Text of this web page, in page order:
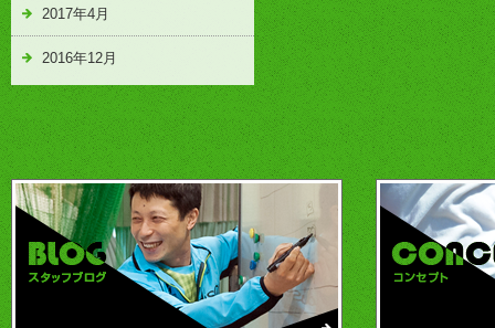
2017年4月
2016年12月